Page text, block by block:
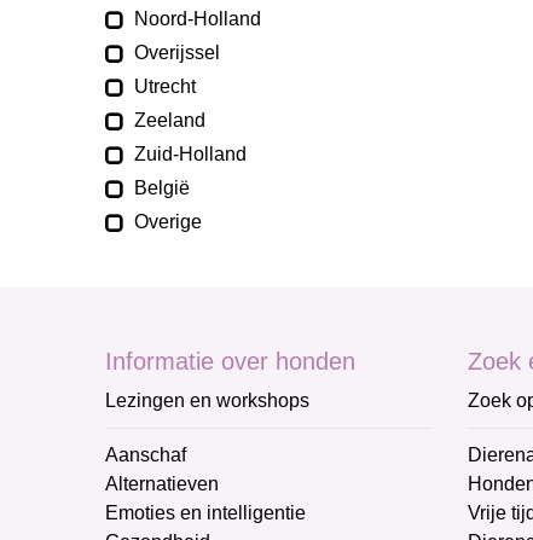
Noord-Holland
Overijssel
Utrecht
Zeeland
Zuid-Holland
België
Overige
Informatie over honden
Lezingen en workshops
Aanschaf
Alternatieven
Emoties en intelligentie
Zoek
Zoek
Vrije tijd